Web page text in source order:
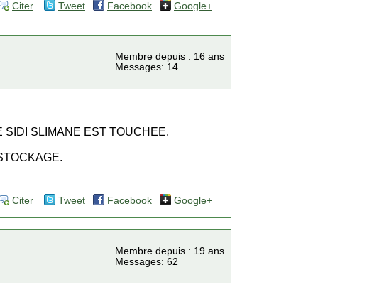
Citer Tweet Facebook Google+
Membre depuis : 16 ans
Messages: 14
SIDI SLIMANE EST TOUCHEE.
Citer Tweet Facebook Google+
Membre depuis : 19 ans
Messages: 62